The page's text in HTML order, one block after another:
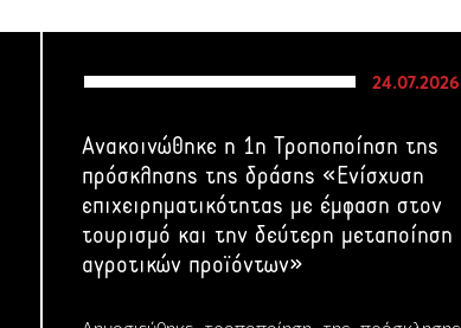
24.07.2026
Ανακοινώθηκε η 1η Τροποποίηση της
πρόσκλησης της δράσης «Ενίσχυση
επιχειρηματικότητας με έμφαση στον
τουρισμό και την δεύτερη μεταποίηση
αγροτικών προϊόντων»